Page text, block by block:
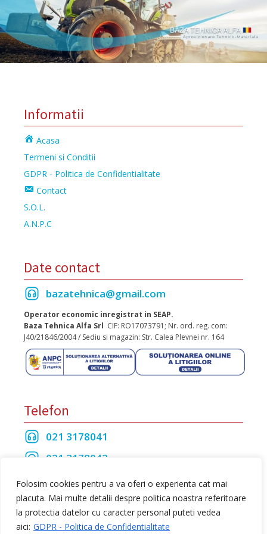
Folosim cookies pentru a va oferi o experienta cat mai
placuta. Mai multe detalii despre politica noastra referitoare
la protectia datelor cu caracter personal puteti vedea
aici: GDPR - Politica de Confidentialitate
Informatii
Acasa
Termeni si Conditii
GDPR - Politica de Confidentialitate
Contact
S.O.L.
A.N.P.C
Date contact
bazatehnica@gmail.com
Operator economic inregistrat in SEAP.
Baza Tehnica Alfa Srl CIF: RO17073791; Nr. ord. reg. com:
J40/21846/2004 / Sediu si magazin: Str. Calea Plevnei nr. 164
Telefon
021 3178041
021 3178042
021 3175208
Toate drepturile rezervate Baza Tehnica Alfa S.R.L